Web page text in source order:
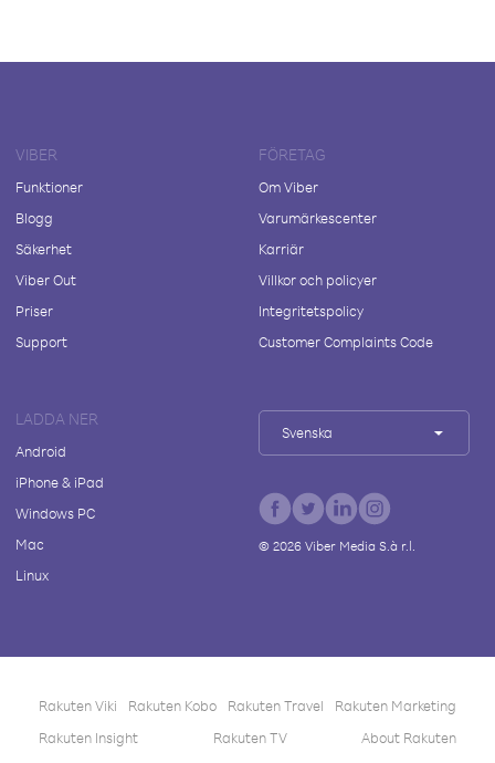
VIBER
Funktioner
Blogg
Säkerhet
Viber Out
Priser
Support
FÖRETAG
Om Viber
Varumärkescenter
Karriär
Villkor och policyer
Integritetspolicy
Customer Complaints Code
LADDA NER
Android
iPhone & iPad
Windows PC
Mac
Linux
Svenska
© 2026Viber Media S.à r.l.
Rakuten Viki Rakuten Kobo Rakuten Travel
Rakuten Marketing
Rakuten Insight
Rakuten TV About Rakuten